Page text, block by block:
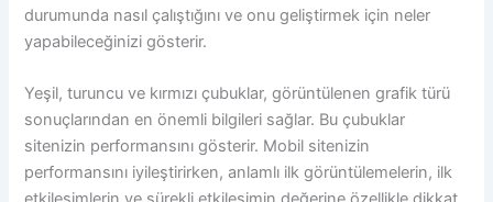
durumunda nasıl çalıştığını ve onu geliştirmek için neler
yapabileceğinizi gösterir.
Yeşil, turuncu ve kırmızı çubuklar, görüntülenen grafik türü
sonuçlarından en önemli bilgileri sağlar. Bu çubuklar
sitenizin performansını gösterir. Mobil sitenizin
performansını iyileştirirken, anlamlı ilk görüntülemelerin, ilk